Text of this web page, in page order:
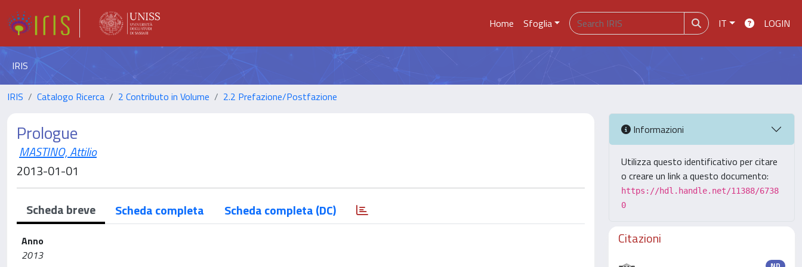
Home Sfoglia IT LOGIN
IRIS
IRIS Catalogo Ricerca 2 Contributo in Volume 2.2 Prefazione/Postfazione
Prologue
MASTINO, Attilio
2013-01-01
Scheda breve Scheda completa Scheda completa (DC)
Anno
2013
Informazioni
Utilizza questo identificativo per citare
o creare un link a questo documento:
https://hdl.handle.net/11388/6738
0
Citazioni